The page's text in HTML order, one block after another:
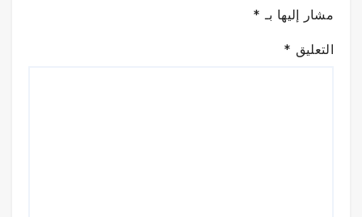
مشار إليها بـ *
التعليق *